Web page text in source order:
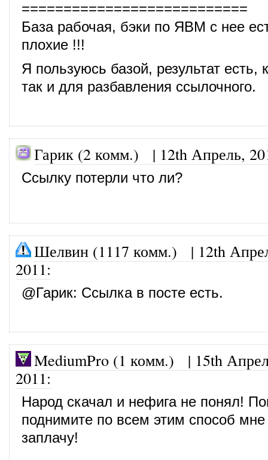
===========================
База рабочая, бэки по ЯВМ с нее
плохие !!!
Я пользуюсь базой, результат есть,
так и для разбавления ссылочного.
Гарик (2 комм.) | 12th Апрель,
Ссылку потерли что ли?
Шелвин (1117 комм.) | 12th
2011:
@Гарик: Ссылка в посте есть.
MediumPro (1 комм.) | 15th
2011:
Народ скачал и нефига не понял!
поднимите по всем этим способ
заплачу!